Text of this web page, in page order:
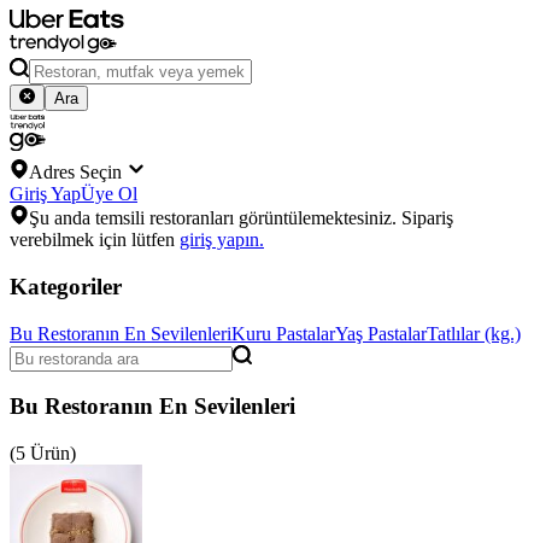
Ara
Adres Seçin
Giriş YapÜye Ol
Şu anda temsili restoranları görüntülemektesiniz. Sipariş
verebilmek için lütfen giriş yapın.
Kategoriler
Bu Restoranın En SevilenleriKuru PastalarYaş PastalarTatlılar (kg.)
Bu Restoranın En Sevilenleri
(5 Ürün)